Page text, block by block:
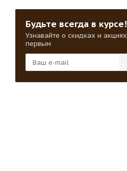
Будьте всегда в курсе!
Узнавайте о скидках и акциях
первым